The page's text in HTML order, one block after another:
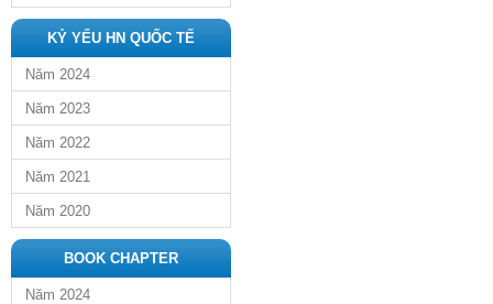
KỶ YẾU HN QUỐC TẾ
Năm 2024
Năm 2023
Năm 2022
Năm 2021
Năm 2020
BOOK CHAPTER
Năm 2024